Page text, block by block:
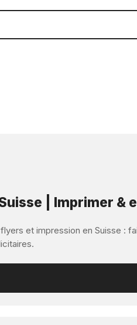
| Imprimer &
et impression en Suisse :